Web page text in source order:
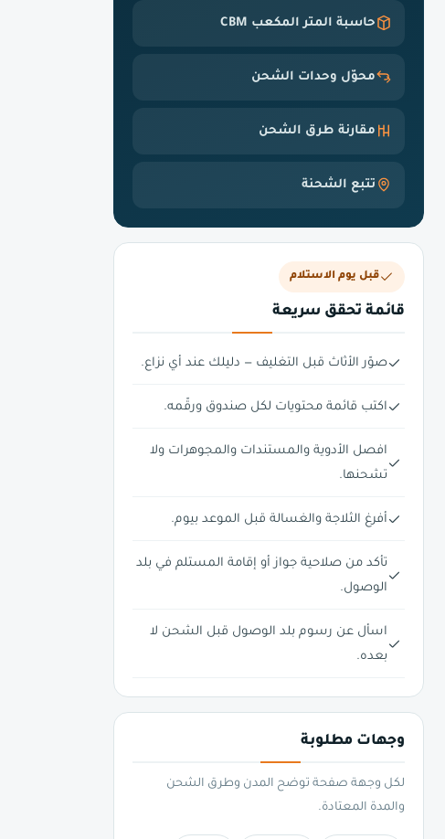
حاسبة المتر المكعب CBM
محوّل وحدات الشحن
مقارنة طرق الشحن
تتبع الشحنة
قبل يوم الاستلام
قائمة تحقق سريعة
صوّر الأثاث قبل التغليف — دليلك عند أي نزاع.
اكتب قائمة محتويات لكل صندوق ورقّمه.
افصل الأدوية والمستندات والمجوهرات ولا
تشحنها.
أفرغ الثلاجة والغسالة قبل الموعد بيوم.
تأكد من صلاحية جواز أو إقامة المستلم في بلد
الوصول.
اسأل عن رسوم بلد الوصول قبل الشحن لا
بعده.
وجهات مطلوبة
لكل وجهة صفحة توضح المدن وطرق الشحن
والمدة المعتادة.